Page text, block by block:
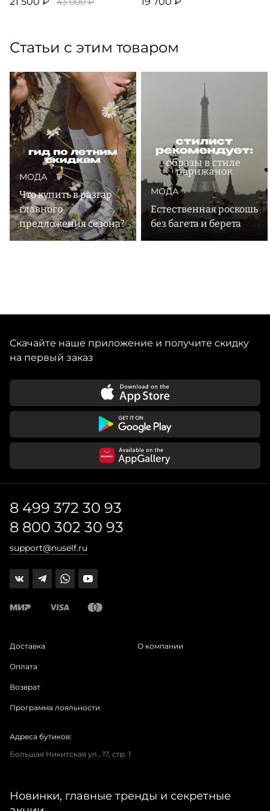
Статьи с этим товаром
МОДА
Что купить в разгар
главного
предложения сезона?
МОДА
Естественная роскошь
без багета и берета
Скачайте наше приложение и получите скидку
на первый заказ
8 499 372 30 93
8 800 302 30 93
support@nuself.ru
Доставка
Оплата
Возврат
Программа лояльности
О компании
Адреса бутиков:
Большая Никитская ул., 17, стр. 1
Новинки, главные тренды и секретные